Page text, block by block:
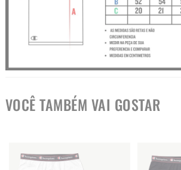
VOCÊ TAMBÉM VAI GOSTAR